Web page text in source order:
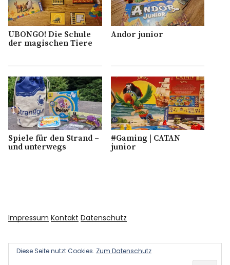
UBONGO! Die Schule
der magischen Tiere
Andor junior
Spiele für den Strand –
und unterwegs
#Gaming | CATAN
junior
Impressum Kontakt Datenschutz
Diese Seite nutzt Cookies. Zum Datenschutz